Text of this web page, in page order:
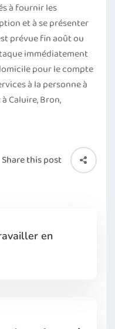
à fournir les
et à se présenter
prévue fin août ou
immédiatement
pour le compte
à la personne à
Caluire, Bron,
Share this post
en